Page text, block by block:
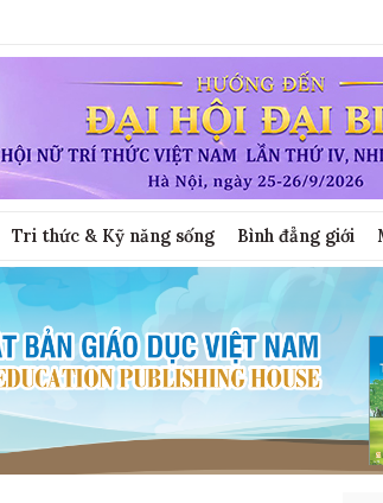
Tri thức & Kỹ năng sống Bình đẳng giới